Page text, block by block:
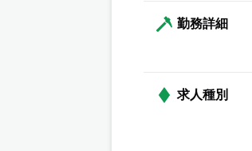
勤務詳細
求人種別